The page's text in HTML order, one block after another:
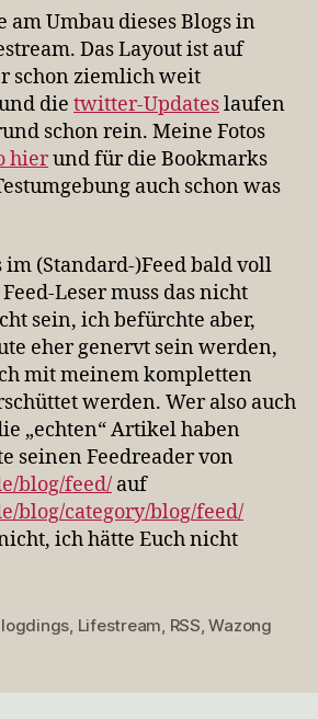
aufgepasst!
am Umbau dieses Blogs in
Das Layout ist auf
schon ziemlich weit
die twitter-Updateslaufen
schon rein. Meine Fotos
hierund für die Bookmarks
auch schon was
(Standard-)Feed bald voll
Leser muss das nicht
sein, ich befürchte aber,
eher genervt sein werden,
mit meinem kompletten
werden. Wer also auch
„echten“ Artikel haben
seinen Feedreader von
blog/feed/ auf
blog/category/blog/feed/
ich hätte Euch nicht
, Lifestream, RSS,Wazong